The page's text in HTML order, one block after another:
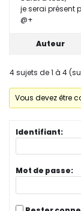
je serai présent
@+
Auteur
4 sujets de 1 à 4
Vous devez être
Identifiant:
Mot de passe: